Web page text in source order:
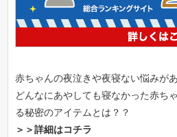
赤ちゃんの夜泣きや夜寝ない悩みが
どんなにあやしても寝なかった赤ち
る秘密のアイテムとは？？
＞＞詳細はコチラ